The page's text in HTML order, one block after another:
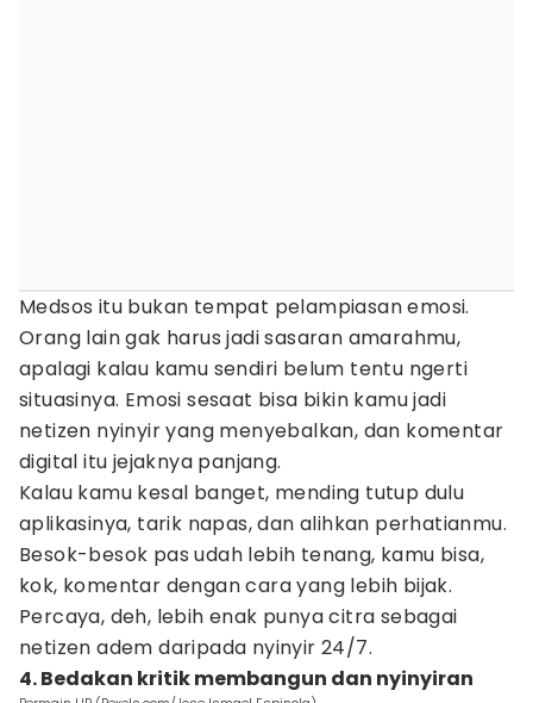
Medsos itu bukan tempat pelampiasan emosi.
Orang lain gak harus jadi sasaran amarahmu,
apalagi kalau kamu sendiri belum tentu ngerti
situasinya. Emosi sesaat bisa bikin kamu jadi
netizen nyinyir yang menyebalkan, dan komentar
digital itu jejaknya panjang.
Kalau kamu kesal banget, mending tutup dulu
aplikasinya, tarik napas, dan alihkan perhatianmu.
Besok-besok pas udah lebih tenang, kamu bisa,
kok, komentar dengan cara yang lebih bijak.
Percaya, deh, lebih enak punya citra sebagai
netizen adem daripada nyinyir 24/7.
4. Bedakan kritik membangun dan nyinyiran